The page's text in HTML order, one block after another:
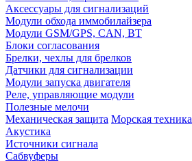
Аксессуары для сигнализаций
Модули обхода иммобилайзера
Модули GSM/GPS, CAN, BT
Блоки согласования
Брелки, чехлы для брелков
Датчики для сигнализации
Модули запуска двигателя
Реле, управляющие модули
Полезные мелочи
Механическая защита Морская техника
Акустика
Источники сигнала
Сабвуферы